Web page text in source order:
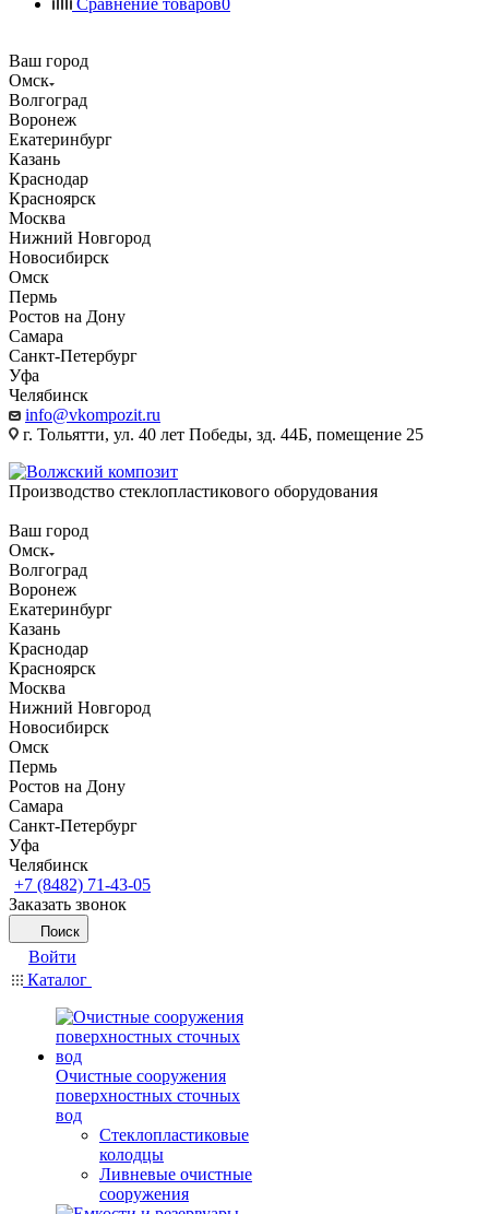
Сравнение товаров0
Ваш город
Омск
Волгоград
Воронеж
Екатеринбург
Казань
Краснодар
Красноярск
Москва
Нижний Новгород
Новосибирск
Омск
Пермь
Ростов на Дону
Самара
Санкт-Петербург
Уфа
Челябинск
info@vkompozit.ru
г. Тольятти, ул. 40 лет Победы, зд. 44Б, помещение 25
Производство стеклопластикового оборудования
Ваш город
Омск
Волгоград
Воронеж
Екатеринбург
Казань
Краснодар
Красноярск
Москва
Нижний Новгород
Новосибирск
Омск
Пермь
Ростов на Дону
Самара
Санкт-Петербург
Уфа
Челябинск
+7 (8482) 71-43-05
Заказать звонок
Поиск
Войти
Каталог
Очистные сооружения
поверхностных сточных
вод
Стеклопластиковые
колодцы
Ливневые очистные
сооружения